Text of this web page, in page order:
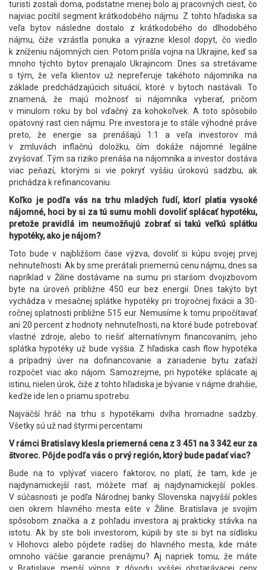
turisti zostali doma, podstatne menej bolo aj pracovných ciest, čo
najviac pocítil segment krátkodobého nájmu. Z tohto hľadiska sa
veľa bytov následne dostalo z krátkodobého do dlhodobého
nájmu, čiže vzrástla ponuka a výrazne klesol dopyt, čo viedlo
k zníženiu nájomných cien. Potom prišla vojna na Ukrajine, keď sa
mnoho týchto bytov prenajalo Ukrajincom. Dnes sa stretávame
s tým, že veľa klientov už nepreferuje takéhoto nájomníka na
základe predchádzajúcich situácií, ktoré v bytoch nastávali. To
znamená, že majú možnosť si nájomníka vyberať, pričom
v minulom roku by bol vďačný za kohokoľvek. A toto spôsobilo
opätovný rast cien nájmu. Pre investora je to stále výhodné práve
preto, že energie sa prenášajú 1:1 a veľa investorov má
v zmluvách inflačnú doložku, čím dokáže nájomné legálne
zvyšovať. Tým sa riziko prenáša na nájomníka a investor dostáva
viac peňazí, ktorými si vie pokryť vyššiu úrokovú sadzbu, ak
prichádza k refinancovaniu.
Koľko je podľa vás na trhu mladých ľudí, ktorí platia vysoké
nájomné, hoci by si za tú sumu mohli dovoliť splácať hypotéku,
pretože pravidlá im neumožňujú zobrať si takú veľkú splátku
hypotéky, ako je nájom?
Toto bude v najbližšom čase výzva, dovoliť si kúpu svojej prvej
nehnuteľnosti. Ak by sme prerátali priemernú cenu nájmu, dnes sa
napríklad v Žiline dostávame na sumu pri staršom dvojizbovom
byte na úroveň približne 450 eur bez energií. Dnes takýto byt
vychádza v mesačnej splátke hypotéky pri trojročnej fixácii a 30-
ročnej splatnosti približne 515 eur. Nemusíme k tomu pripočítavať
ani 20 percent z hodnoty nehnuteľnosti, na ktoré bude potrebovať
vlastné zdroje, alebo to riešiť alternatívnym financovaním, jeho
splátka hypotéky už bude vyššia. Z hľadiska cash flow hypotéka
a prípadný úver na dofinancovanie a zariadenie bytu zaťaží
rozpočet viac ako nájom. Samozrejme, pri hypotéke splácate aj
istinu, nielen úrok, čiže z tohto hľadiska je bývanie v nájme drahšie,
keďže ide len o priamu spotrebu.
Najväčší hráč na trhu s hypotékami dvíha hromadne sadzby.
Všetky sú už nad štyrmi percentami
V rámci Bratislavy klesla priemerná cena z 3 451 na 3 342 eur za
štvorec. Pôjde podľa vás o prvý región, ktorý bude padať viac?
Bude na to vplývať viacero faktorov, no platí, že tam, kde je
najdynamickejší rast, môžete mať aj najdynamickejší pokles.
V súčasnosti je podľa Národnej banky Slovenska najvyšší pokles
cien okrem hlavného mesta ešte v Žiline. Bratislava je svojím
spôsobom značka a z pohľadu investora aj prakticky stávka na
istotu. Ak by ste boli investorom, kúpili by ste si byt na sídlisku
v Hlohovci alebo pôjdete radšej do hlavného mesta, kde máte
omnoho väčšie garancie prenájmu? Aj napriek tomu, že máte